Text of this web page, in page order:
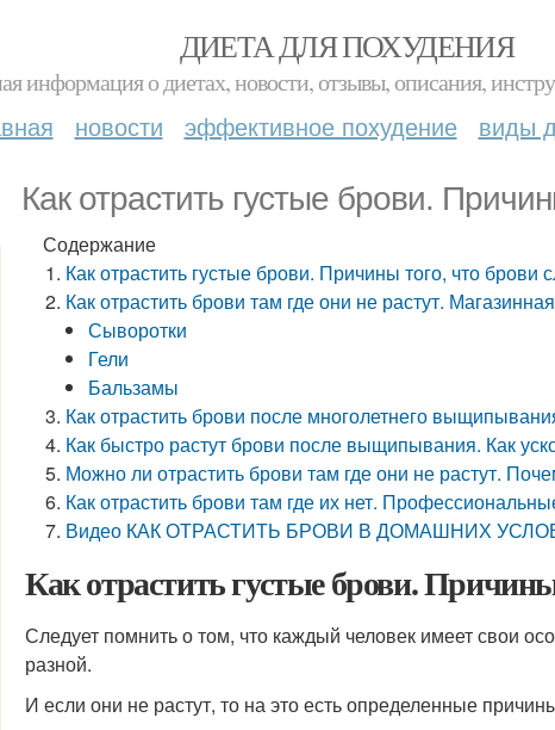
ДИЕТА ДЛЯ ПОХУДЕНИЯ
информация о диетах, новости, отзывы, описания,
новости эффективное похудение виды
Как отрастить густые брови.
Содержание
Как отрастить густые брови. Причины того, что брови
Как отрастить брови там где они не растут.
Сыворотки
Гели
Бальзамы
Как отрастить брови после многолетнего
Как быстро растут брови после выщипывания. Как
Можно ли отрастить брови там где они не растут.
Как отрастить брови там где их нет.
Видео КАК ОТРАСТИТЬ БРОВИ В ДОМАШНИХ
Как отрастить густые брови.
Следует помнить о том, что каждый человек имеет свои
разной.
И если они не растут, то на это есть определенные